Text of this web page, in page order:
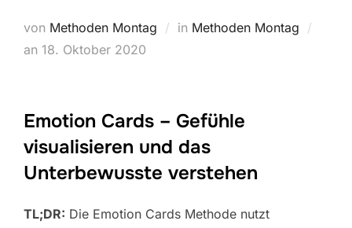
von Methoden Montag in Methoden Montag
an Veröffentlicht
18. Oktober 2020
Emotion Cards – Gefühle
visualisieren und das
Unterbewusste verstehen
TL;DR: Die Emotion Cards Methode nutzt